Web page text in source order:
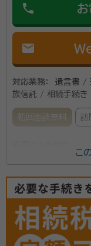
phone
mail
対応業務：
遺言書 /
族信託 / 相続手続
初回面談無料 訪
遺言書をどうや
産相続が起きた
こんな遺言書作
こ